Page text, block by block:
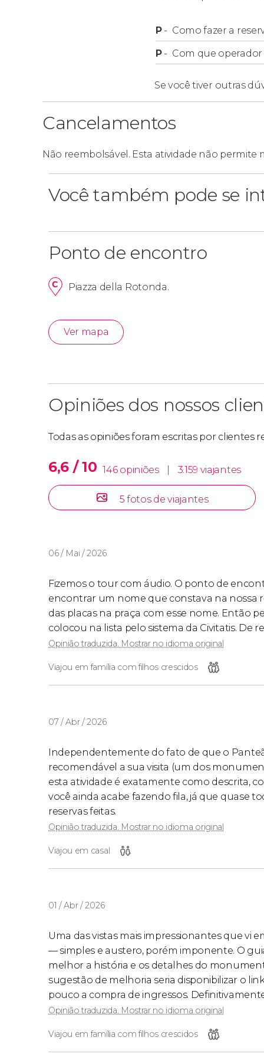
É necessário ter dados móveis para fazer
P- Como fazer a
P- Com que
Se você tiver outras
Cancelamentos
Não reembolsável. Esta atividade não permite
Você também pode se
Ponto de encontro
Piazza della Rotonda.
Ver mapa
Opiniões dos nossos
Todas as opiniões foram escritas por clientes
6,6 / 10 146 opiniões 3.159 viajantes
5 fotos de viajantes
06 / Mai / 2026
Fizemos o tour com áudio. O ponto de
encontrar um nome que constava na nossa
das placas na praça com esse nome. Então
colocou na lista pelo sistema da Civitatis. De
Opinião traduzida. Mostrar no idioma original
Viajou em família com filhos crescidos
07 / Abr / 2026
Independentemente do fato de que o
recomendável a sua visita (um dos
esta atividade é exatamente como descrita,
você ainda acabe fazendo fila, já que quase
reservas feitas.
Opinião traduzida. Mostrar no idioma original
Viajou em casal
01 / Abr / 2026
Uma das vistas mais impressionantes que vi
— simples e austero, porém imponente. O
melhor a história e os detalhes do
sugestão de melhoria seria disponibilizar o
pouco a compra de ingressos.
Opinião traduzida. Mostrar no idioma original
Viajou em família com filhos crescidos